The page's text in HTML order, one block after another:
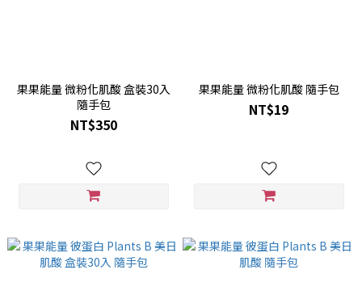
果果能量 微粉化肌酸 盒裝30入
隨手包
NT$350
果果能量 微粉化肌酸 隨手包
NT$19